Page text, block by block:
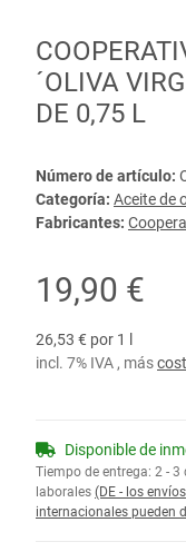
´OLIVA
DE 0,75 L
Número de artículo:
Categoría: Aceite de
Fabricantes:
19,90 €
26,53 € por 1 l
incl. 7% IVA , más
Disponible de
Tiempo de entrega: 2 - 3
laborales (DE - los envíos
internacionales pueden